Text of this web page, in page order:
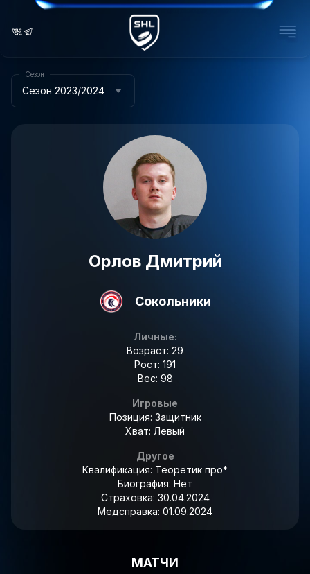
Сезон 2023/2024
Сезон
Орлов Дмитрий
Сокольники
Личные:
Возраст: 29
Рост: 191
Вес: 98
Игровые
Позиция: Защитник
Хват: Левый
Другое
Квалификация: Теоретик про*
Биография: Нет
Страховка: 30.04.2024
Медсправка: 01.09.2024
МАТЧИ